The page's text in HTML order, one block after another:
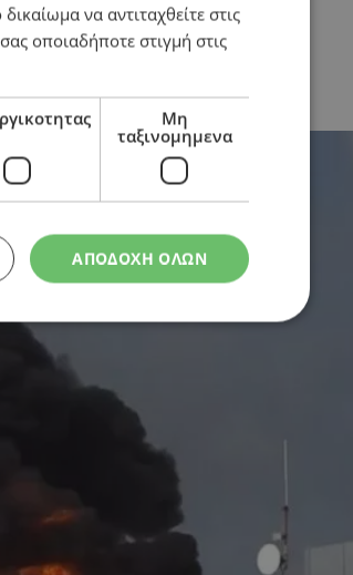
να αντιταχθείτε στις
οποιαδήποτε στιγμή στις
Μη
ταξινομημενα
ΑΠΟΔΟΧΗ ΟΛΩΝ